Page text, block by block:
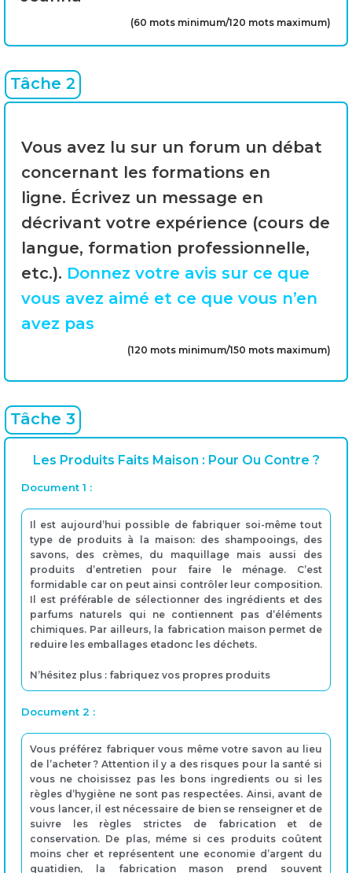
(60 mots minimum/120 mots maximum)
Tâche 2
Vous avez lu sur un forum un débat
concernant les formations en
ligne. Écrivez un message en
décrivant votre expérience (cours de
langue, formation professionnelle,
etc.). Donnez votre avis sur ce que
vous avez aimé et ce que vous n’en
avez pas
(120 mots minimum/150 mots maximum)
Tâche 3
Les Produits Faits Maison : Pour Ou Contre ?
Document 1 :
Il est aujourd’hui possible de fabriquer soi-même tout
type de produits à la maison: des shampooings, des
savons, des crèmes, du maquillage mais aussi des
produits d’entretien pour faire le ménage. C’est
formidable car on peut ainsi contrôler leur composition.
Il est préférable de sélectionner des ingrédients et des
parfums naturels qui ne contiennent pas d’éléments
chimiques. Par ailleurs, la fabrication maison permet de
reduire les emballages etadonc les déchets.
N’hésitez plus : fabriquez vos propres produits
Document 2 :
Vous préférez fabriquer vous même votre savon au lieu
de l’acheter ? Attention il y a des risques pour la santé si
vous ne choisissez pas les bons ingredients ou si les
règles d’hygiène ne sont pas respectées. Ainsi, avant de
vous lancer, il est nécessaire de bien se renseigner et de
suivre les règles strictes de fabrication et de
conservation. De plas, méme si ces produits coûtent
moins cher et représentent une economie d’argent du
quatidien, la fabrication mason prend souvent